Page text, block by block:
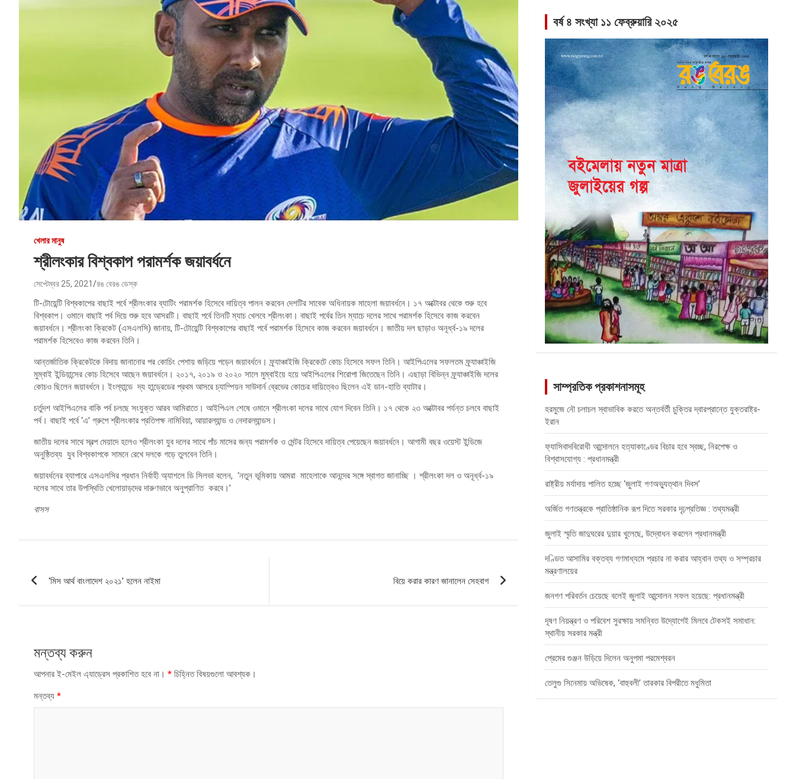
খেলার মানুষ
শ্রীলংকার বিশ্বকাপ পরামর্শক জয়াবর্ধনে
সেপ্টেম্বর 25, 2021 রঙ বেরঙ ডেস্ক
টি-টোয়েন্টি বিশ্বকাপের বাছাই পর্বে শ্রীলংকার ব্যাটিং পরামর্শক হিসেবে দায়িত্ব পালন করবেন দেশটির সাবেক অধিনায়ক মাহেলা জয়াবর্ধনে। ১৭ অক্টোবর থেকে শুরু হবে
বিশ্বকাপ। ওমানে বাছাই পর্ব দিয়ে শুরু হবে আসরটি। বাছাই পর্বে তিনটি ম্যাচ খেলবে শ্রীলংকা। বাছাই পর্বের তিন ম্যাচে দলের সাথে পরামর্শক হিসেবে কাজ করবেন
জয়াবর্ধনে। শ্রীলংকা ক্রিকেট (এসএলসি) জানায়, টি-টোয়েন্টি বিশ্বকাপের বাছাই পর্বে পরামর্শক হিসেবে কাজ করবেন জয়াবর্ধনে। জাতীয় দল ছাড়াও অনূর্ধ্ব-১৯ দলের
পরামর্শক হিসেবেও কাজ করবেন তিনি।
আন্তর্জাতিক ক্রিকেটকে বিদায় জানানোর পর কোচিং পেশায় জড়িয়ে পড়েন জয়াবর্ধনে। ফ্র্যাঞ্চাইজি ক্রিকেটে কোচ হিসেবে সফল তিনি। আইপিএলের সফলতম ফ্র্যাঞ্চাইজি
মুম্বাই ইন্ডিয়ান্সের কোচ হিসেবে আছেন জয়াবর্ধনে। ২০১৭, ২০১৯ ও ২০২০ সালে মুম্বাইয়ে হয়ে আইপিএলের শিরোপা জিতেছেন তিনি। এছাড়া বিভিন্ন ফ্র্যাঞ্চাইজি দলের
কোচও ছিলেন জয়াবর্ধনে। ইংল্যান্ডে দ্য হান্ড্রেডের প্রথম আসরে চ্যাম্পিয়ন সাউদার্ন ব্রেভের কোচের দায়িত্বেও ছিলেন এই ডান-হাতি ব্যাটার।
চর্তুদশ আইপিএলের বাকি পর্ব চলছে সংযুক্ত আরব আমিরাতে। আইপিএল শেষে ওমানে শ্রীলংকা দলের সাথে যোগ দিবেন তিনি। ১৭ থেকে ২৩ অক্টোবর পর্যন্ত চলবে বাছাই
পর্ব। বাছাই পর্বে ‘এ’ গ্রুপে শ্রীলংকার প্রতিপক্ষ নামিবিয়া, আয়ারল্যান্ড ও নেদারল্যান্ডস।
জাতীয় দলের সাথে স্বল্প মেয়াদে হলেও শ্রীলংকা যুব দলের সাথে পাঁচ মাসের জন্য পরামর্শক ও মেন্টর হিসেবে দায়িত্ব পেয়েছেন জয়াবর্ধনে। আগামী বছর ওয়েস্ট ইন্ডিজে
অনুষ্ঠিতব্য যুব বিশ্বকাপকে সামনে রেখে দলকে গড়ে তুলবেন তিনি।
জয়াবর্ধনের ব্যাপারে এসএলসির প্রধান নির্বাহী অ্যাশলে ডি সিলভা বলেন, ‘নতুন ভূমিকায় আমরা মাহেলাকে আনন্দের সঙ্গে স্বাগত জানাচ্ছি । শ্রীলংকা দল ও অনূর্ধ্ব-১৯
দলের সাথে তার উপস্থিতি খেলোয়াড়দের দারুণভাবে অনুপ্রাণিত করবে।’
বাসস
‘মিস আর্থ বাংলাদেশ ২০২১’ হলেন নাইমা বিয়ে করার কারণ জানালেন সেহবাগ
মন্তব্য করুন
আপনার ই-মেইল এ্যাড্রেস প্রকাশিত হবে না। * চিহ্নিত বিষয়গুলো আবশ্যক।
মন্তব্য *
বর্ষ ৪ সংখ্যা ১১ ফেব্রুয়ারি ২০২৫
সাম্প্রতিক প্রকাশনাসমূহ
হরমুজে নৌ চলাচল স্বাভাবিক করতে অন্তর্বর্তী চুক্তির দ্বারপ্রান্তে যুক্তরাষ্ট্র-
ইরান
ফ্যাসিবাদবিরোধী আন্দোলনে হত্যাকাণ্ডের বিচার হবে স্বচ্ছ, নিরপেক্ষ ও
বিশ্বাসযোগ্য : প্রধানমন্ত্রী
রাষ্ট্রীয় মর্যাদায় পালিত হচ্ছে ‘জুলাই গণঅভ্যুত্থান দিবস’
অর্জিত গণতন্ত্রকে প্রাতিষ্ঠানিক রূপ দিতে সরকার দৃঢ়প্রতিজ্ঞ : তথ্যমন্ত্রী
জুলাই স্মৃতি জাদুঘরের দুয়ার খুলেছে, উদ্বোধন করলেন প্রধানমন্ত্রী
দণ্ডিত আসামির বক্তব্য গণমাধ্যমে প্রচার না করার আহ্বান তথ্য ও সম্প্রচার
মন্ত্রণালয়ের
জনগণ পরিবর্তন চেয়েছে বলেই জুলাই আন্দোলন সফল হয়েছে: প্রধানমন্ত্রী
দূষণ নিয়ন্ত্রণ ও পরিবেশ সুরক্ষায় সমন্বিত উদ্যোগেই মিলবে টেকসই সমাধান:
স্থানীয় সরকার মন্ত্রী
প্রেমের গুঞ্জন উড়িয়ে দিলেন অনুপমা পরমেশ্বরন
তেলুগু সিনেমায় অভিষেক, ‘বাহুবলী’ তারকার বিপরীতে মধুমিতা